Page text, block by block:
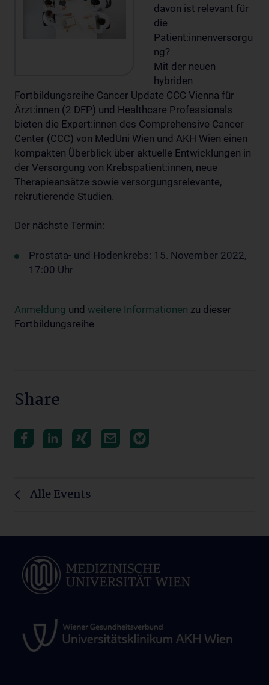
davon ist relevant für
die
Patient:innenversorgu
ng?
Mit der neuen
hybriden
Fortbildungsreihe Cancer Update CCC Vienna für
Ärzt:innen (2 DFP) und Healthcare Professionals
bieten die Expert:innen des Comprehensive Cancer
Center (CCC) von MedUni Wien und AKH Wien einen
kompakten Überblick über aktuelle Entwicklungen in
der Versorgung von Krebspatient:innen, neue
Therapieansätze sowie versorgungsrelevante,
rekrutierende Studien.
Der nächste Termin:
Prostata- und Hodenkrebs: 15. November 2022,
17:00 Uhr
Anmeldung und weitere Informationen zu dieser
Fortbildungsreihe
Share
Alle Events